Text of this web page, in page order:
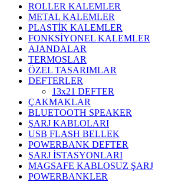
ROLLER KALEMLER
METAL KALEMLER
PLASTİK KALEMLER
FONKSİYONEL KALEMLER
AJANDALAR
TERMOSLAR
ÖZEL TASARIMLAR
DEFTERLER
13x21 DEFTER
ÇAKMAKLAR
BLUETOOTH SPEAKER
ŞARJ KABLOLARI
USB FLASH BELLEK
POWERBANK DEFTER
ŞARJ İSTASYONLARI
MAGSAFE KABLOSUZ ŞARJ
POWERBANKLER